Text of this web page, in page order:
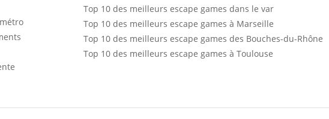
Top 10 des meilleurs escape games dans le var
Top 10 des meilleurs escape games à Marseille
Top 10 des meilleurs escape games des Bouches-du-Rhône
Top 10 des meilleurs escape games à Toulouse